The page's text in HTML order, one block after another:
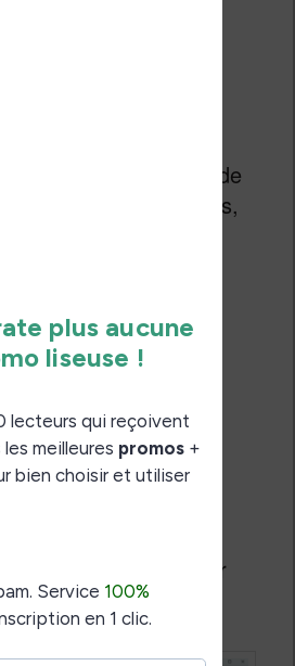
de commencer par
heuristique
, et de
cela ne fonctionne pas,
à nouveau et
qui correspondent à
l’édition
EPUB
s’adresseaux
à l’aise avec
la technique
fichier EPUB dans
Calibre et à modifier
contenu.